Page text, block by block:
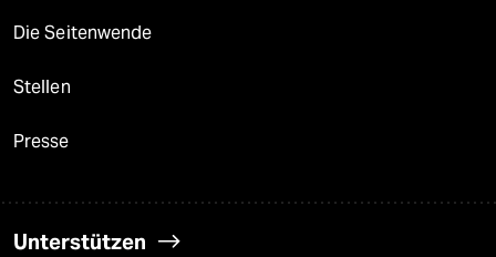
Die Seitenwende
Stellen
Presse
Unterstützen